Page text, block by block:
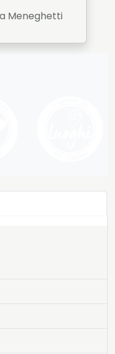
Meneghetti